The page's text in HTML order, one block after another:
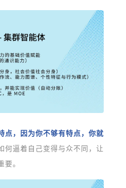
点，因为你不够有特点，你就
何逼着自己变得与众不同，让
要。